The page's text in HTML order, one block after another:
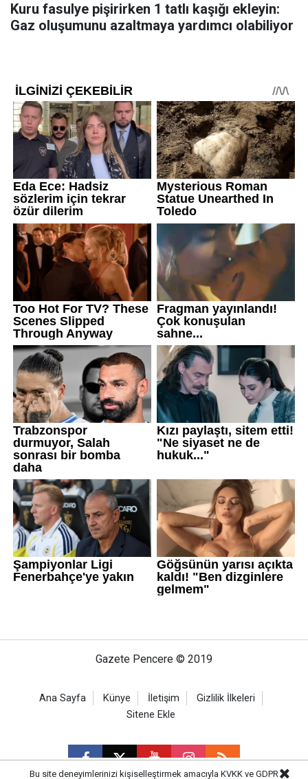
Kuru fasulye pişirirken 1 tatlı kaşığı ekleyin:
Gaz oluşumunu azaltmaya yardımcı olabiliyor
Gazete Pencere © 2019
Ana Sayfa Künye İletişim
Gizlilik İlkeleri
Sitene Ekle
Bu site deneyimlerinizi kişiselleştirmek amacıyla KVKK ve GDPR